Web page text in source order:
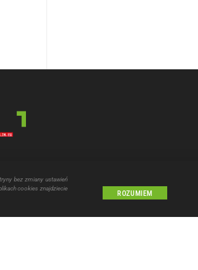
bez zmiany ustawień
cookies znajdziecie
ROZUMIEM